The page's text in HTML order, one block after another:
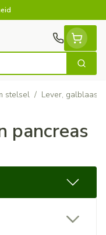
Zoek
stelsel / Lever, galblaas
pancreas